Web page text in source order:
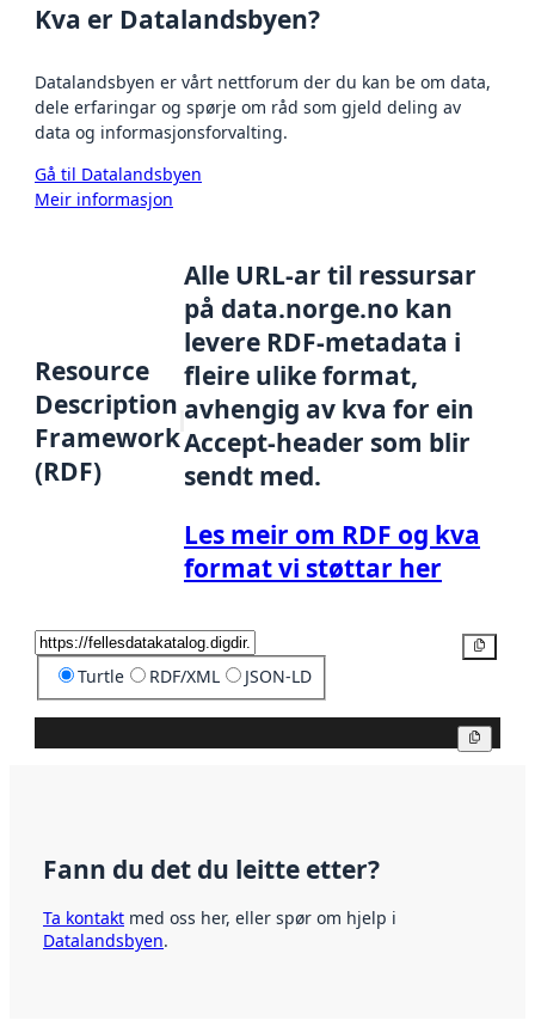
Kva er Datalandsbyen?
Datalandsbyen er vårt nettforum der du kan be om data,
dele erfaringar og spørje om råd som gjeld deling av
data og informasjonsforvalting.
Gå til Datalandsbyen
Meir informasjon
Resource
Description
Framework
(RDF)
Alle URL-ar til ressursar
på data.norge.no kan
levere RDF-metadata i
fleire ulike format,
avhengig av kva for ein
Accept-header som blir
sendt med.
Les meir om RDF og kva
format vi støttar her
Turtle RDF/XML JSON-LD
Fann du det du leitte etter?
Ta kontakt med oss her, eller spør om hjelp i
Datalandsbyen.